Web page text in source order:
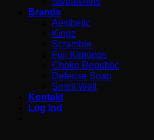
Brands
Aesthetic
Kingz
Scramble
Fuji Kimonos
Choke Republic
Defense Soap
Smell Well
Kontakt
Log ind